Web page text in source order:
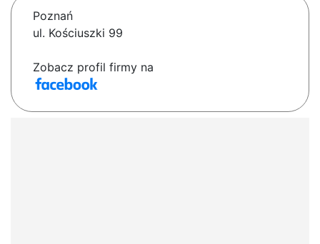
Poznań
ul. Kościuszki 99
Zobacz profil firmy na